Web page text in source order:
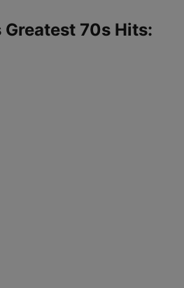
Greatest 70s Hits: